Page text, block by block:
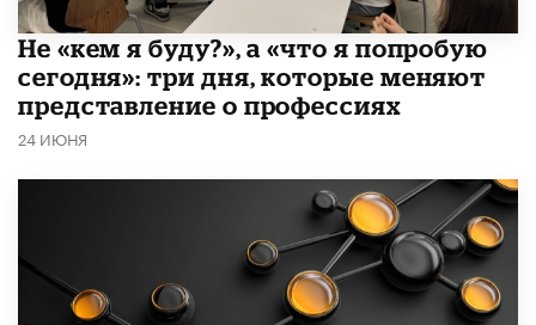
Не «кем я буду?», а «что я попробую
сегодня»: три дня, которые меняют
представление о профессиях
24 ИЮНЯ